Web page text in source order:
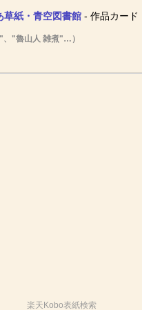
草紙・青空図書館- 作品カード
、"魯山人 雑煮"…）
楽天Kobo表紙検索